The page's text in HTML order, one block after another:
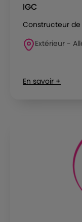
IGC
Constructeur de
Extérieur -
En savoir +